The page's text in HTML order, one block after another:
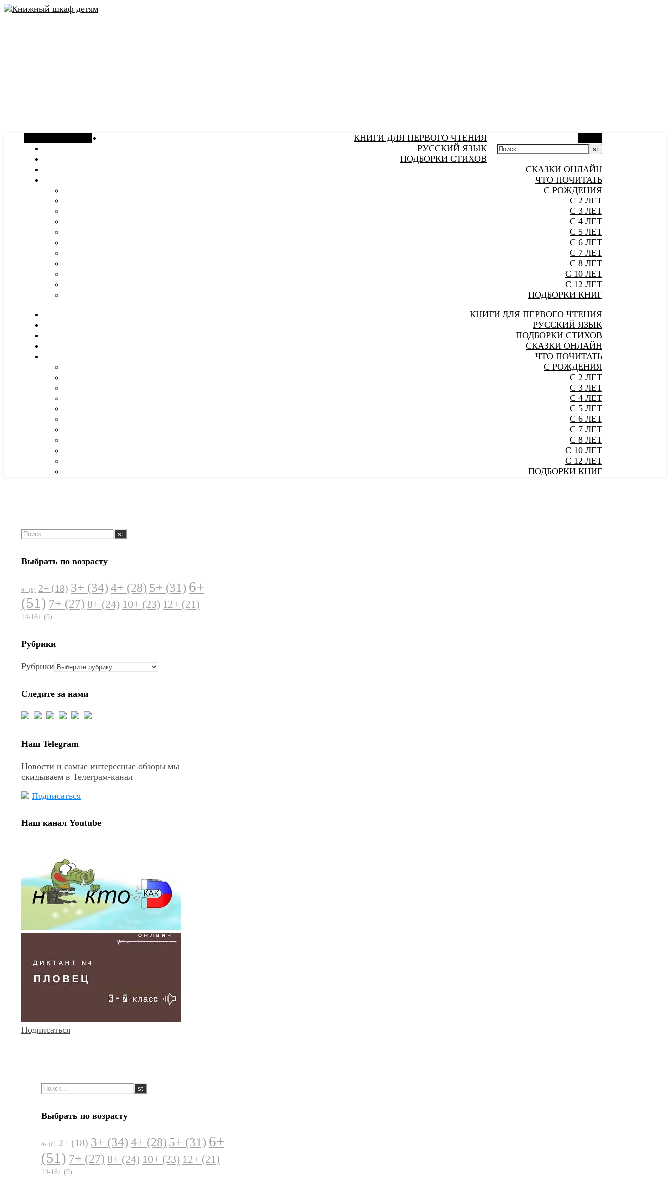
КНИГИ ДЛЯ ПЕРВОГО ЧТЕНИЯ
РУССКИЙ ЯЗЫК
ПОДБОРКИ СТИХОВ
СКАЗКИ ОНЛАЙН
ЧТО ПОЧИТАТЬ
С РОЖДЕНИЯ
С 2 ЛЕТ
С 3 ЛЕТ
С 4 ЛЕТ
С 5 ЛЕТ
С 6 ЛЕТ
С 7 ЛЕТ
С 8 ЛЕТ
С 10 ЛЕТ
С 12 ЛЕТ
ПОДБОРКИ КНИГ
КНИГИ ДЛЯ ПЕРВОГО ЧТЕНИЯ
РУССКИЙ ЯЗЫК
ПОДБОРКИ СТИХОВ
СКАЗКИ ОНЛАЙН
ЧТО ПОЧИТАТЬ
С РОЖДЕНИЯ
С 2 ЛЕТ
С 3 ЛЕТ
С 4 ЛЕТ
С 5 ЛЕТ
С 6 ЛЕТ
С 7 ЛЕТ
С 8 ЛЕТ
С 10 ЛЕТ
С 12 ЛЕТ
ПОДБОРКИ КНИГ
Выбрать по возрасту
0+ (6) 2+ (18) 3+ (34) 4+ (28) 5+ (31) 6+
(51) 7+ (27) 8+ (24) 10+ (23) 12+ (21)
14-16+ (9)
Рубрики
Рубрики
Следите за нами
Наш Telegram
Новости и самые интересные обзоры мы
скидываем в Телеграм-канал
Подписаться
Наш канал Youtube
Подписаться
Выбрать по возрасту
0+ (6) 2+ (18) 3+ (34) 4+ (28) 5+ (31) 6+
(51) 7+ (27) 8+ (24) 10+ (23) 12+ (21)
14-16+ (9)